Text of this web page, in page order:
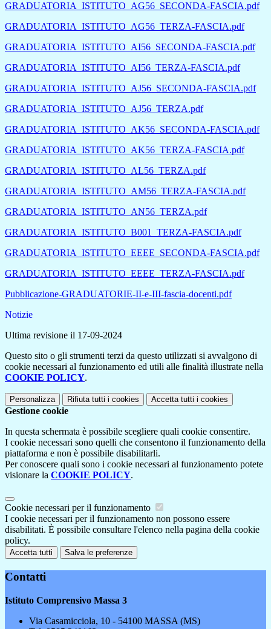
GRADUATORIA_ISTITUTO_AG56_SECONDA-FASCIA.pdf
GRADUATORIA_ISTITUTO_AG56_TERZA-FASCIA.pdf
GRADUATORIA_ISTITUTO_AI56_SECONDA-FASCIA.pdf
GRADUATORIA_ISTITUTO_AI56_TERZA-FASCIA.pdf
GRADUATORIA_ISTITUTO_AJ56_SECONDA-FASCIA.pdf
GRADUATORIA_ISTITUTO_AJ56_TERZA.pdf
GRADUATORIA_ISTITUTO_AK56_SECONDA-FASCIA.pdf
GRADUATORIA_ISTITUTO_AK56_TERZA-FASCIA.pdf
GRADUATORIA_ISTITUTO_AL56_TERZA.pdf
GRADUATORIA_ISTITUTO_AM56_TERZA-FASCIA.pdf
GRADUATORIA_ISTITUTO_AN56_TERZA.pdf
GRADUATORIA_ISTITUTO_B001_TERZA-FASCIA.pdf
GRADUATORIA_ISTITUTO_EEEE_SECONDA-FASCIA.pdf
GRADUATORIA_ISTITUTO_EEEE_TERZA-FASCIA.pdf
Pubblicazione-GRADUATORIE-II-e-III-fascia-docenti.pdf
Notizie
Ultima revisione il 17-09-2024
Questo sito o gli strumenti terzi da questo utilizzati si avvalgono di
cookie necessari al funzionamento ed utili alle finalità illustrate nella
COOKIE POLICY.
Personalizza Rifiuta tutti i cookies Accetta tutti i cookies
Gestione cookie
In questa schermata è possibile scegliere quali cookie consentire.
I cookie necessari sono quelli che consentono il funzionamento della
piattaforma e non è possibile disabilitarli.
Per conoscere quali sono i cookie necessari al funzionamento potete
visionare la COOKIE POLICY.
Cookie necessari per il funzionamento
I cookie necessari per il funzionamento non possono essere
disabilitati. È possibile consultare l'elenco nella pagina della cookie
policy.
Accetta tutti Salva le preferenze
Contatti
Istituto Comprensivo Massa 3
Via Casamicciola, 10 - 54100 MASSA (MS)